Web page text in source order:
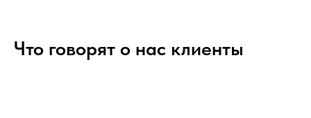
Что говорят о нас клиенты